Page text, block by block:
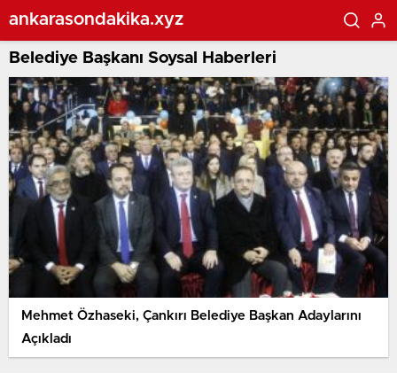
ankarasondakika.xyz
Belediye Başkanı Soysal Haberleri
Mehmet Özhaseki, Çankırı Belediye Başkan Adaylarını
Açıkladı